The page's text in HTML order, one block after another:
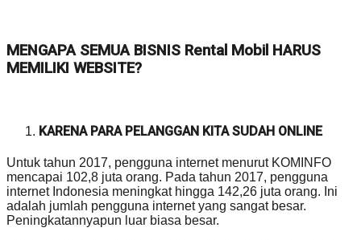
MENGAPA SEMUA BISNIS Rental Mobil HARUS
MEMILIKI WEBSITE?
KARENA PARA PELANGGAN KITA SUDAH ONLINE
Untuk tahun 2017, pengguna internet menurut KOMINFO
mencapai 102,8 juta orang. Pada tahun 2017, pengguna
internet Indonesia meningkat hingga 142,26 juta orang. Ini
adalah jumlah pengguna internet yang sangat besar.
Peningkatannyapun luar biasa besar.